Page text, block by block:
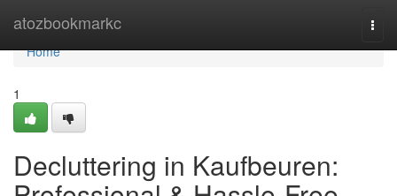
atozbookmarkc
Home
Home
1
Decluttering in Kaufbeuren: